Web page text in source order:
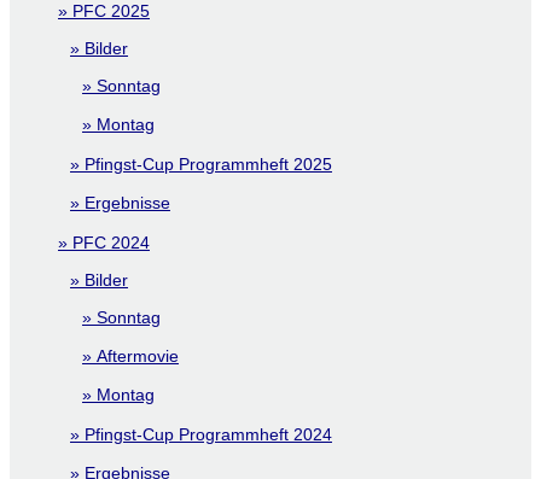
PFC 2025
Bilder
Sonntag
Montag
Pfingst-Cup Programmheft 2025
Ergebnisse
PFC 2024
Bilder
Sonntag
Aftermovie
Montag
Pfingst-Cup Programmheft 2024
Ergebnisse